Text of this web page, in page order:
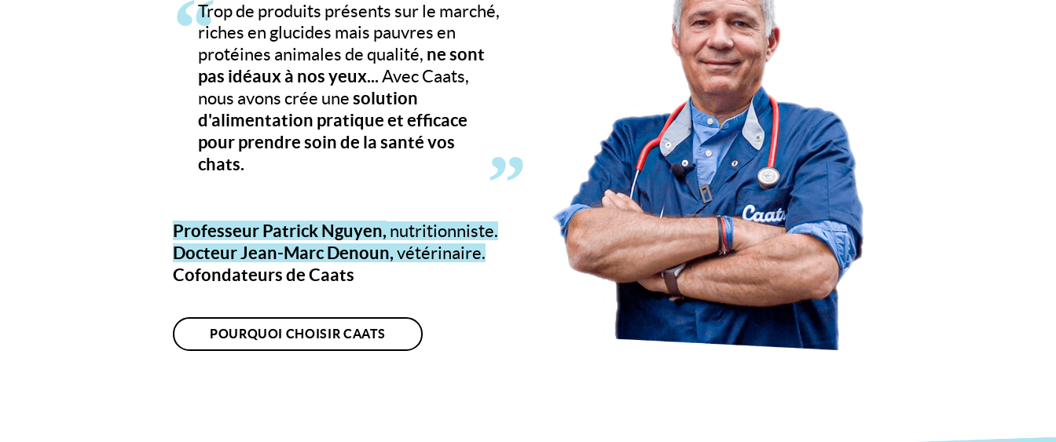
Trop de produits présents sur le marché,
riches en glucides mais pauvres en
protéines animales de qualité, ne sont
pas idéaux à nos yeux... Avec Caats,
nous avons crée une solution
d'alimentation pratique et efficace
pour prendre soin de la santé vos
chats.
Professeur Patrick Nguyen, nutritionniste.
Docteur Jean-Marc Denoun, vétérinaire.
Cofondateurs de Caats
POURQUOI CHOISIR CAATS